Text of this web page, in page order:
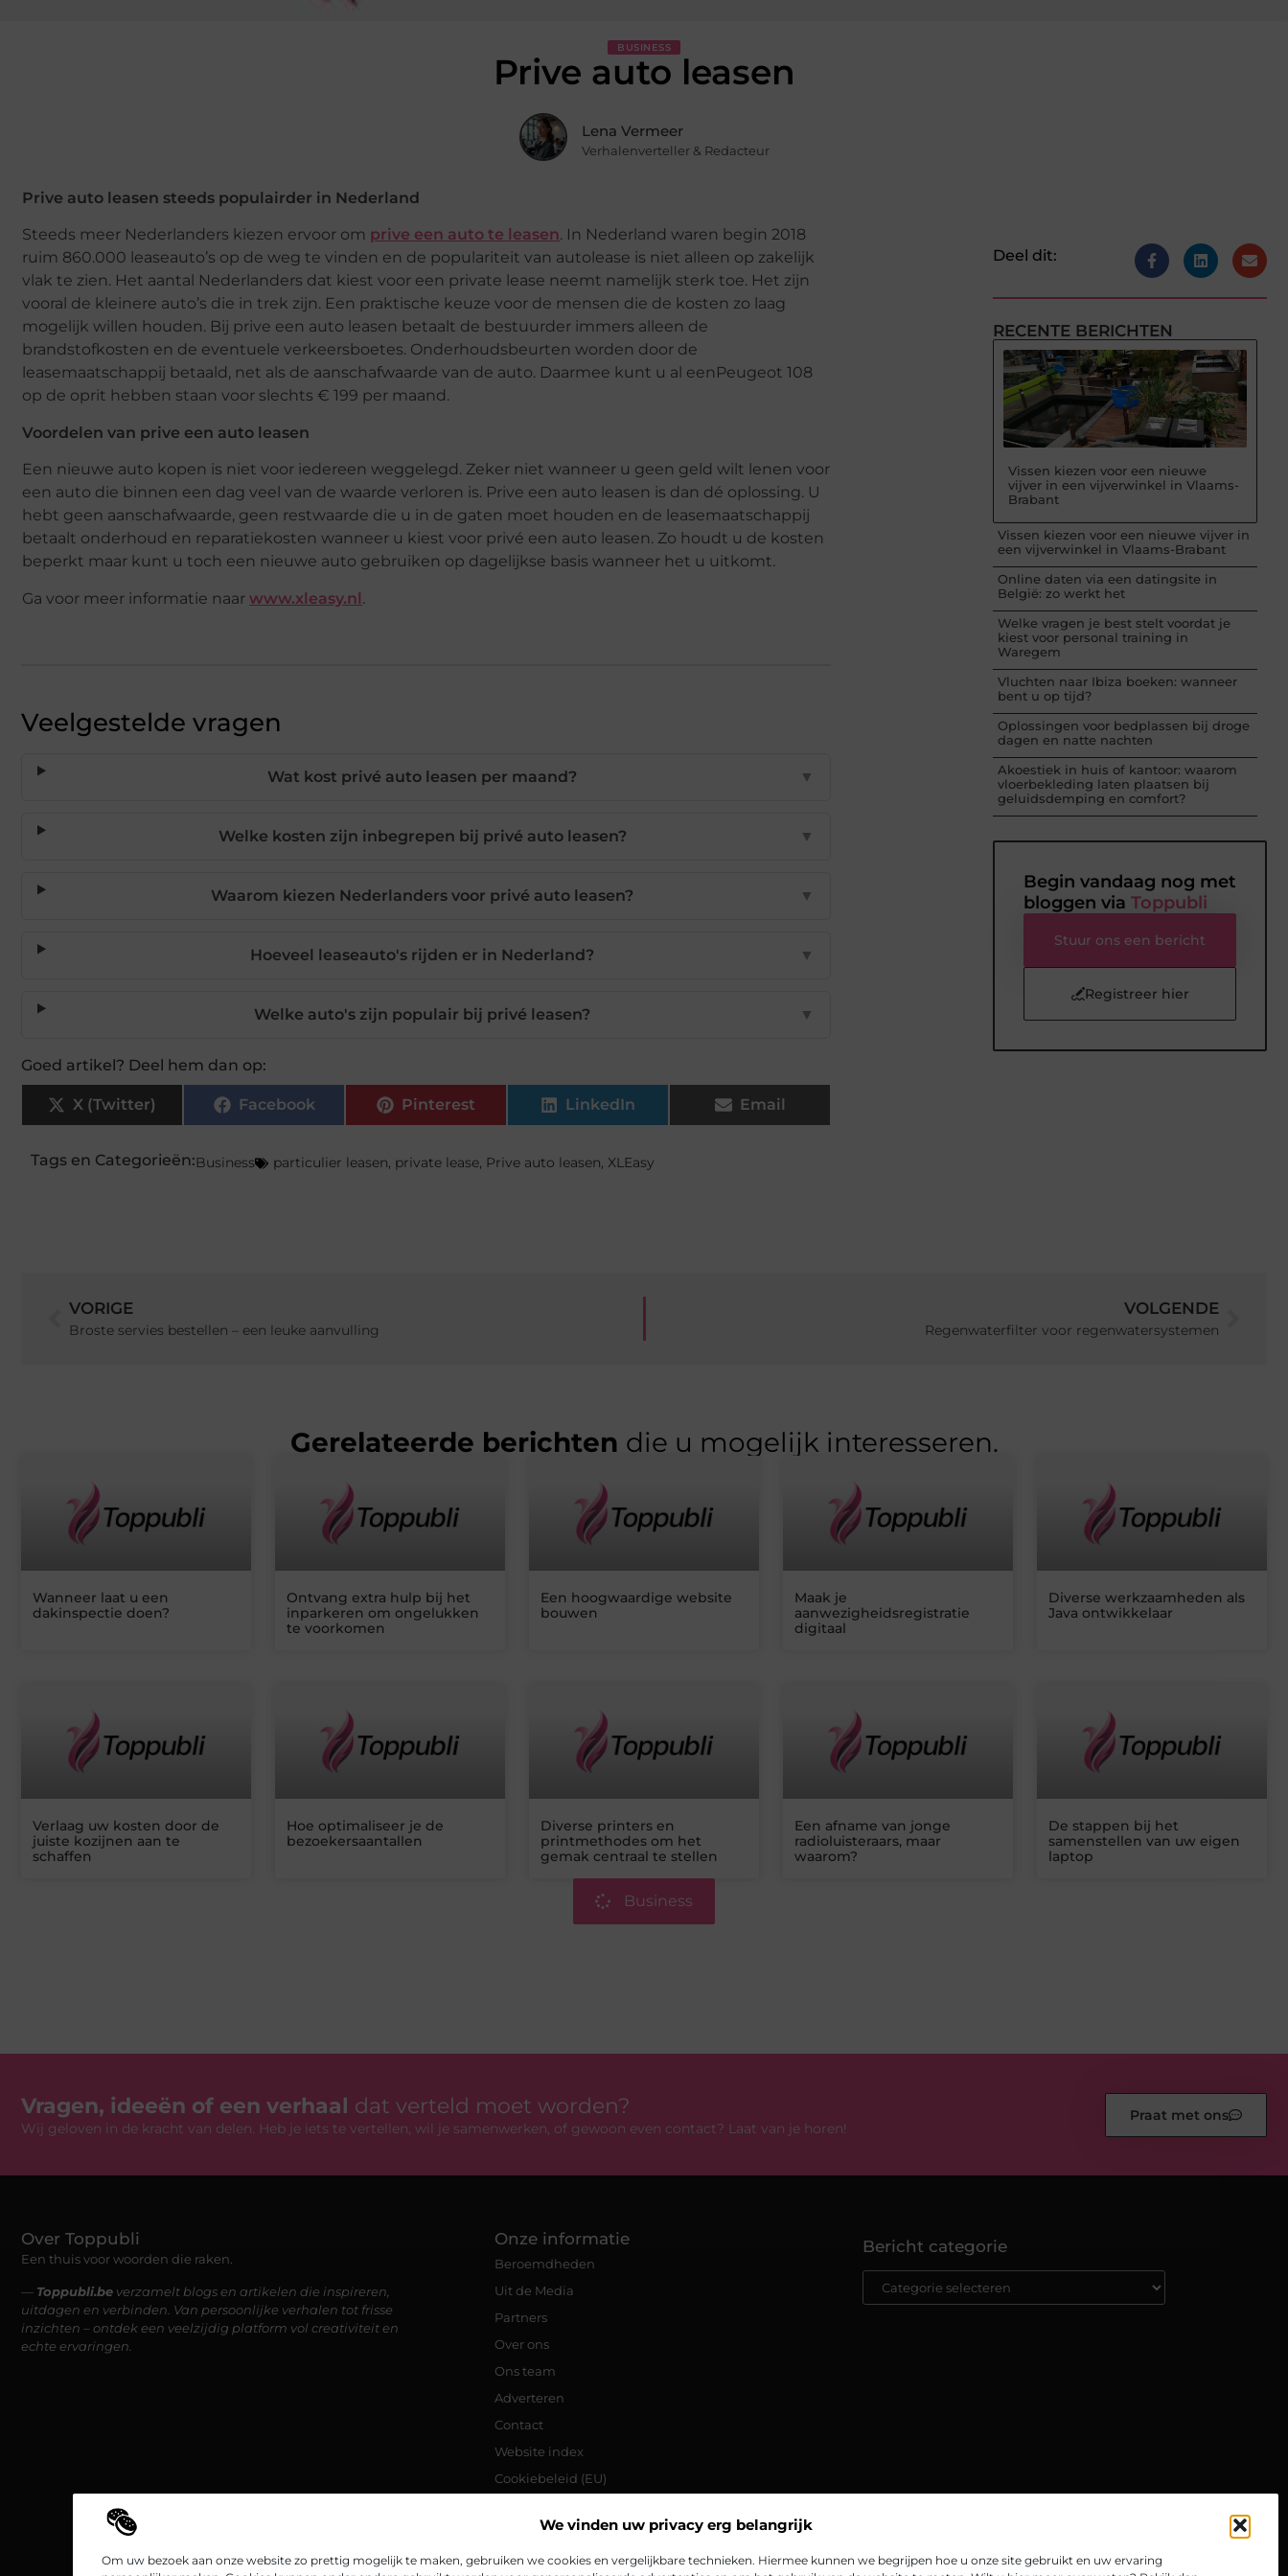
We vinden uw privacy erg belangrijk
Om uw bezoek aan onze website zo prettig mogelijk te maken, gebruiken we cookies en vergelijkbare technieken. Hiermee kunnen we begrijpen hoe u onze site gebruikt en uw ervaring
BUSINESS
Prive auto leasen
Lena Vermeer
Verhalenverteller & Redacteur
Prive auto leasen steeds populairder in Nederland
Steeds meer Nederlanders kiezen ervoor om prive een auto te leasen. In Nederland waren begin 2018
ruim 860.000 leaseauto’s op de weg te vinden en de populariteit van autolease is niet alleen op zakelijk
vlak te zien. Het aantal Nederlanders dat kiest voor een private lease neemt namelijk sterk toe. Het zijn
vooral de kleinere auto’s die in trek zijn. Een praktische keuze voor de mensen die de kosten zo laag
mogelijk willen houden. Bij prive een auto leasen betaalt de bestuurder immers alleen de
brandstofkosten en de eventuele verkeersboetes. Onderhoudsbeurten worden door de
leasemaatschappij betaald, net als de aanschafwaarde van de auto. Daarmee kunt u al eenPeugeot 108
op de oprit hebben staan voor slechts € 199 per maand.
Voordelen van prive een auto leasen
Een nieuwe auto kopen is niet voor iedereen weggelegd. Zeker niet wanneer u geen geld wilt lenen voor
een auto die binnen een dag veel van de waarde verloren is. Prive een auto leasen is dan dé oplossing. U
hebt geen aanschafwaarde, geen restwaarde die u in de gaten moet houden en de leasemaatschappij
betaalt onderhoud en reparatiekosten wanneer u kiest voor privé een auto leasen. Zo houdt u de kosten
beperkt maar kunt u toch een nieuwe auto gebruiken op dagelijkse basis wanneer het u uitkomt.
Ga voor meer informatie naar www.xleasy.nl.
Veelgestelde vragen
Wat kost privé auto leasen per maand? ▼
Welke kosten zijn inbegrepen bij privé auto leasen? ▼
Waarom kiezen Nederlanders voor privé auto leasen? ▼
Hoeveel leaseauto's rijden er in Nederland? ▼
Welke auto's zijn populair bij privé leasen? ▼
Goed artikel? Deel hem dan op:
X (Twitter) Facebook Pinterest LinkedIn Email
Tags en Categorieën:Business particulier leasen, private lease, Prive auto leasen, XLEasy
Deel dit:
RECENTE BERICHTEN
Vissen kiezen voor een nieuwe
vijver in een vijverwinkel in Vlaams-
Brabant
Vissen kiezen voor een nieuwe vijver in
een vijverwinkel in Vlaams-Brabant
Online daten via een datingsite in
België: zo werkt het
Welke vragen je best stelt voordat je
kiest voor personal training in
Waregem
Vluchten naar Ibiza boeken: wanneer
bent u op tijd?
Oplossingen voor bedplassen bij droge
dagen en natte nachten
Akoestiek in huis of kantoor: waarom
vloerbekleding laten plaatsen bij
geluidsdemping en comfort?
Begin vandaag nog met
bloggen via Toppubli
Stuur ons een bericht
Registreer hier
VORIGE
Broste servies bestellen – een leuke aanvulling
VOLGENDE
Regenwaterfilter voor regenwatersystemen
Gerelateerde berichten die u mogelijk interesseren.
Wanneer laat u een
dakinspectie doen?
Ontvang extra hulp bij het
inparkeren om ongelukken
te voorkomen
Een hoogwaardige website
bouwen
Maak je
aanwezigheidsregistratie
digitaal
Diverse werkzaamheden als
Java ontwikkelaar
Verlaag uw kosten door de
juiste kozijnen aan te
schaffen
Hoe optimaliseer je de
bezoekersaantallen
Diverse printers en
printmethodes om het
gemak centraal te stellen
Een afname van jonge
radioluisteraars, maar
waarom?
De stappen bij het
samenstellen van uw eigen
laptop
Business
Vragen, ideeën of een verhaal dat verteld moet worden?
Wij geloven in de kracht van delen. Heb je iets te vertellen, wil je samenwerken, of gewoon even contact? Laat van je horen!
Praat met ons
Over Toppubli
Een thuis voor woorden die raken.
— Toppubli.be verzamelt blogs en artikelen die inspireren,
uitdagen en verbinden. Van persoonlijke verhalen tot frisse
inzichten – ontdek een veelzijdig platform vol creativiteit en
echte ervaringen.
Onze informatie
Beroemdheden
Uit de Media
Partners
Over ons
Ons team
Adverteren
Contact
Website index
Cookiebeleid (EU)
betere online vindbaarheid
praktische tips en strategieën
Bericht categorie